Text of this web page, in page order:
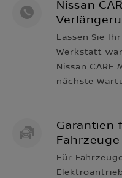
Nissan
Lassen Sie
Werkstatt
Nissan
nächste
Garantien
Fahrzeuge
Für